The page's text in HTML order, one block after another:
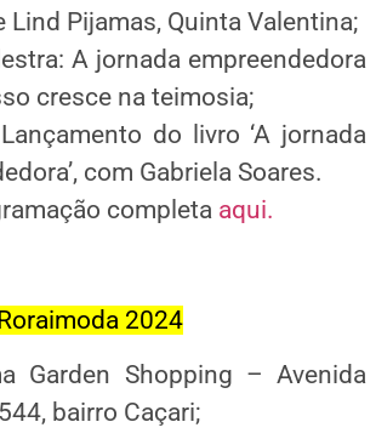
Lind Pijamas, Quinta Valentina;
A jornada empreendedora
cresce na teimosia;
do livro ‘A jornada
com Gabriela Soares.
completa aqui.
2024
Garden Shopping – Avenida
bairro Caçari;